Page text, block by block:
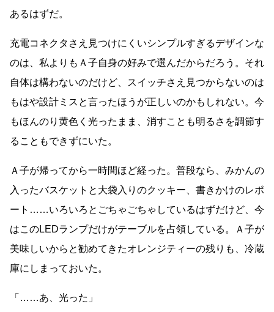
あるはずだ。
充電コネクタさえ見つけにくいシンプルすぎるデザインな
のは、私よりもＡ子自身の好みで選んだからだろう。それ
自体は構わないのだけど、スイッチさえ見つからないのは
もはや設計ミスと言ったほうが正しいのかもしれない。今
もほんのり黄色く光ったまま、消すことも明るさを調節す
ることもできずにいた。
Ａ子が帰ってから一時間ほど経った。普段なら、みかんの
入ったバスケットと大袋入りのクッキー、書きかけのレポ
ート ……いろいろとごちゃごちゃしているはずだけど、今
はこのLEDランプだけがテーブルを占領している。Ａ子が
美味しいからと勧めてきたオレンジティーの残りも、冷蔵
庫にしまっておいた。
「 ……あ、光った」